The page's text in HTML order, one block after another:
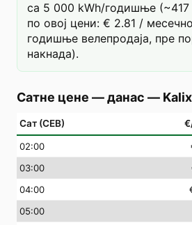
са 5 000 kWh/годишње (~417
по овој цени: € 2.81 /
годишње велепродаја, пре
накнада).
Сатне цене — данас — Kalix
Сат (СЕВ)
02:00
03:00
04:00
05:00